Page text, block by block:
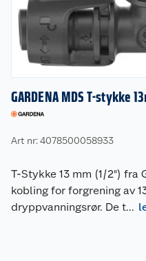
GARDENA MDS T-stykke
Art nr: 4078500058933
T-Stykke 13 mm (1/2") fra
kobling for forgrening av
dryppvanningsrør. De t...